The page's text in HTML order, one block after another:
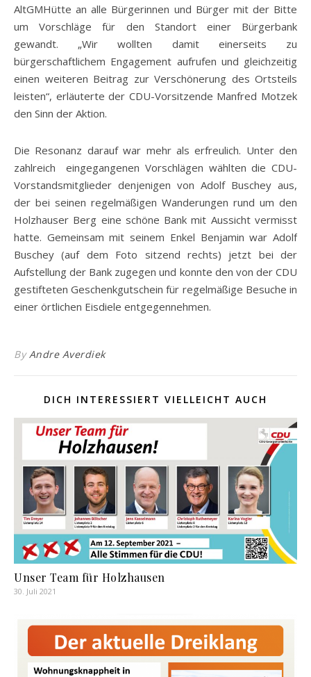
AltGMHütte an alle Bürgerinnen und Bürger mit der Bitte
um Vorschläge für den Standort einer Bürgerbank
gewandt. „Wir wollten damit einerseits zu
bürgerschaftlichem Engagement aufrufen und gleichzeitig
einen weiteren Beitrag zur Verschönerung des Ortsteils
leisten“, erläuterte der CDU-Vorsitzende Manfred Motzek
den Sinn der Aktion.
Die Resonanz darauf war mehr als erfreulich. Unter den
zahlreich eingegangenen Vorschlägen wählten die CDU-
Vorstandsmitglieder denjenigen von Adolf Buschey aus,
der bei seinen regelmäßigen Wanderungen rund um den
Holzhauser Berg eine schöne Bank mit Aussicht vermisst
hatte. Gemeinsam mit seinem Enkel Benjamin war Adolf
Buschey (auf dem Foto sitzend rechts) jetzt bei der
Aufstellung der Bank zugegen und konnte den von der CDU
gestifteten Geschenkgutschein für regelmäßige Besuche in
einer örtlichen Eisdiele entgegennehmen.
ByAndre Averdiek
DICH INTERESSIERT VIELLEICHT AUCH
Unser Team für Holzhausen
30. Juli 2021